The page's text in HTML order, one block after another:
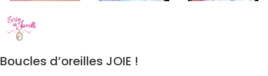
Boucles d’oreilles JOIE !